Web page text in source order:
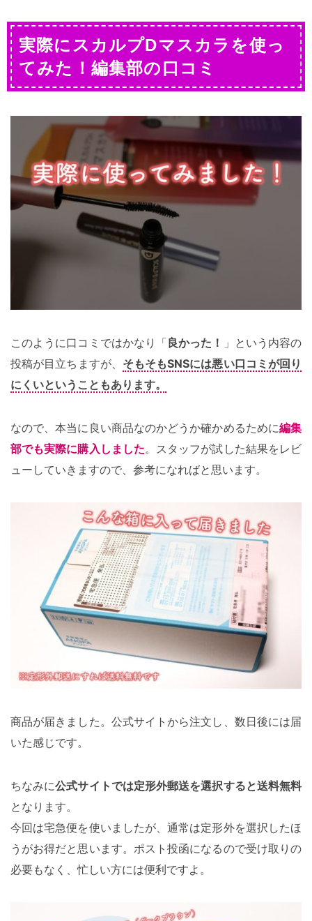
実際にスカルプDマスカラを使っ
てみた！編集部の口コミ
このように口コミではかなり「良かった！
」という内容の
投稿が目立ちますが、 そもそもSNSには悪い口コミが回り
にくいということもあります。
なので、本当に良い商品なのかどうか確かめるために編集
部でも実際に購入しました。スタッフが試した結果をレビ
ューしていきますので、参考になればと思います。
商品が届きました。公式サイトから注文し、数日後には届
いた感じです。
ちなみに公式サイトでは定形外郵送を選択すると送料無料
となります。
今回は宅急便を使いましたが、通常は定形外を選択したほ
うがお得だと思います。ポスト投函になるので受け取りの
必要もなく、忙しい方には便利ですよ。